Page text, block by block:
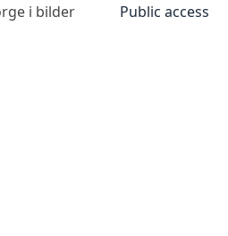
i bilder Public access